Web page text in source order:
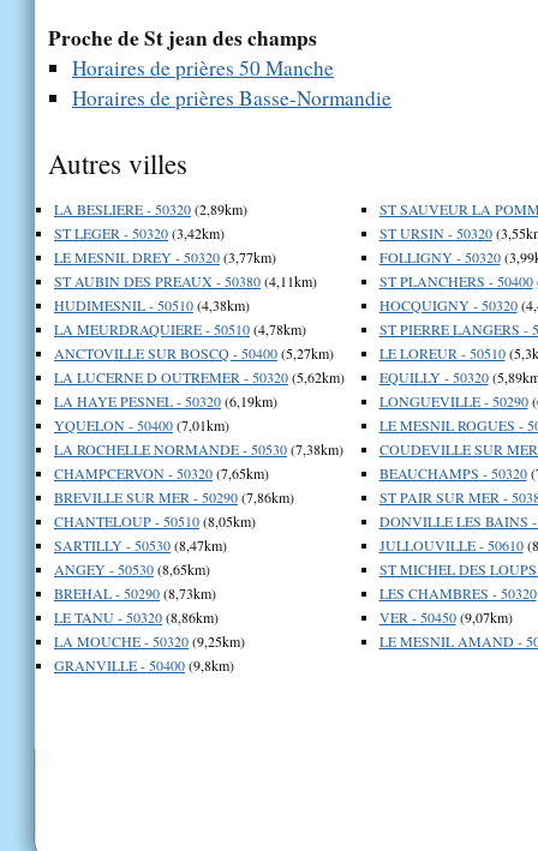
Proche de St jean des champs
Horaires de prières 50 Manche
Horaires de prières Basse-Normandie
Autres villes
LA BESLIERE - 50320(2,89km)
ST LEGER - 50320(3,42km)
LE MESNIL DREY - 50320(3,77km)
ST AUBIN DES PREAUX - 50380(4,11km)
HUDIMESNIL - 50510(4,38km)
LA MEURDRAQUIERE - 50510(4,78km)
ANCTOVILLE SUR BOSCQ - 50400(5,27km)
LA LUCERNE D OUTREMER - 50320(5,62km)
LA HAYE PESNEL - 50320(6,19km)
YQUELON - 50400(7,01km)
LA ROCHELLE NORMANDE - 50530(7,38km)
CHAMPCERVON - 50320(7,65km)
BREVILLE SUR MER - 50290(7,86km)
CHANTELOUP - 50510(8,05km)
SARTILLY - 50530(8,47km)
ANGEY - 50530(8,65km)
BREHAL - 50290(8,73km)
LE TANU - 50320(8,86km)
LA MOUCHE - 50320(9,25km)
GRANVILLE - 50400(9,8km)
ST SAUVEUR LA
ST URSIN - 50320
FOLLIGNY - 50320
ST PLANCHERS - 50400
HOCQUIGNY - 50320
ST PIERRE LANGERS -
LE LOREUR - 50510
EQUILLY - 50320
LONGUEVILLE - 50290
LE MESNIL ROGUES -
COUDEVILLE SUR
BEAUCHAMPS - 50320
ST PAIR SUR MER -
DONVILLE LES BAINS -
JULLOUVILLE - 50610
ST MICHEL DES
LES CHAMBRES - 50320
VER - 50450(9,07km)
LE MESNIL AMAND -